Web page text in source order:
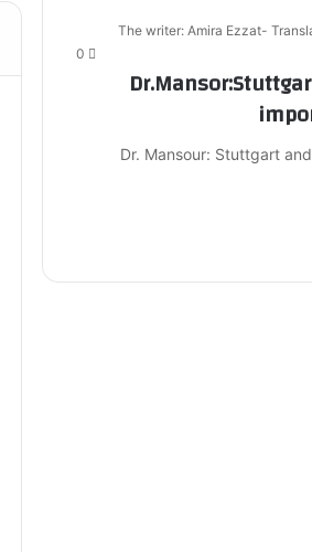
The writer: Amira Ezzat-
0
Dr. Mansour: Stuttgart